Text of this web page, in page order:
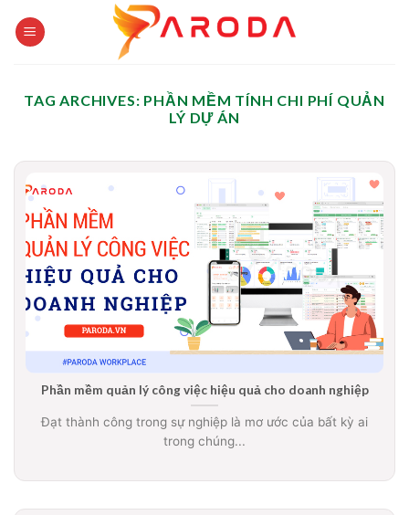
TAG ARCHIVES: PHẦN MỀM TÍNH CHI PHÍ QUẢN
LÝ DỰ ÁN
Phần mềm quản lý công việc hiệu quả cho doanh nghiệp
Đạt thành công trong sự nghiệp là mơ ước của bất kỳ ai
trong chúng...